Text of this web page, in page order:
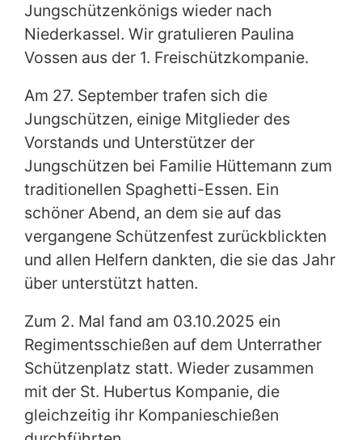
Jungschützenkönigs wieder nach
Niederkassel. Wir gratulieren Paulina
Vossen aus der 1. Freischützkompanie.
Am 27. September trafen sich die
Jungschützen, einige Mitglieder des
Vorstands und Unterstützer der
Jungschützen bei Familie Hüttemann zum
traditionellen Spaghetti-Essen. Ein
schöner Abend, an dem sie auf das
vergangene Schützenfest zurückblickten
und allen Helfern dankten, die sie das Jahr
über unterstützt hatten.
Zum 2. Mal fand am 03.10.2025 ein
Regimentsschießen auf dem Unterrather
Schützenplatz statt. Wieder zusammen
mit der St. Hubertus Kompanie, die
gleichzeitig ihr Kompanieschießen